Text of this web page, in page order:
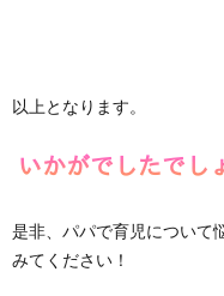
以上となります。
是非、パパで育児について
みてください！